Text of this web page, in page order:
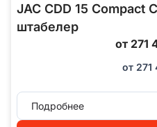
JAC CDD 15 Compact
штабелер
от 271
от 271
Подробнее